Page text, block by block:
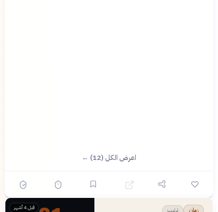
اعرض الكل (12) ←
ترتيب قبل 4 أشهر